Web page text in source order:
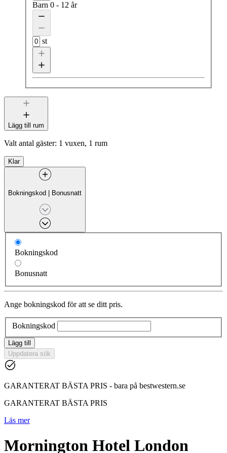
Barn 0 - 12 år
st
Lägg till rum
Valt antal gäster: 1 vuxen, 1 rum
Klar
Bokningskod | Bonusnatt
Bokningskod
Bonusnatt
Ange bokningskod för att se ditt pris.
Bokningskod
Lägg till
Uppdatera sök
GARANTERAT BÄSTA PRIS - bara på bestwestern.se
GARANTERAT BÄSTA PRIS
Läs mer
Mornington Hotel London